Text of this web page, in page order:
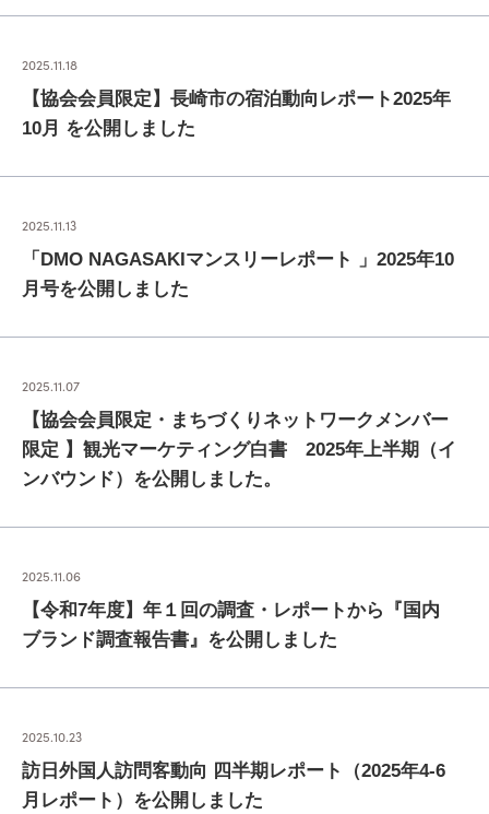
2025.11.18
【協会会員限定】長崎市の宿泊動向レポート2025年
10月 を公開しました
2025.11.13
「DMO NAGASAKIマンスリーレポート 」2025年10
月号を公開しました
2025.11.07
【協会会員限定・まちづくりネットワークメンバー
限定 】観光マーケティング白書 2025年上半期（イ
ンバウンド）を公開しました。
2025.11.06
【令和7年度】年１回の調査・レポートから『国内
ブランド調査報告書』を公開しました
2025.10.23
訪日外国人訪問客動向 四半期レポート（2025年4-6
月レポート）を公開しました